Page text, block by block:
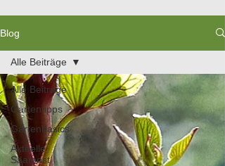
Blog
Alle Beiträge
Gartentipps
Gartenbasics
Aktuelle
Saatpost
Alle Beiträge